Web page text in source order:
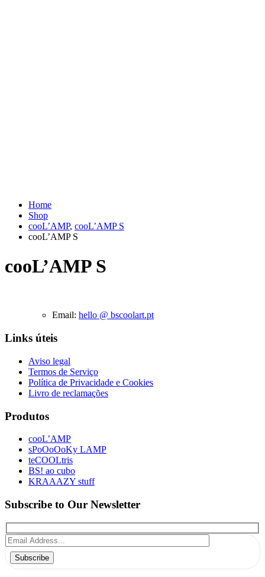
Home
Shop
cooL’AMP, cooL’AMP S
cooL’AMP S
cooL’AMP S
Email: hello @ bscoolart.pt
Links úteis
Aviso legal
Termos de Serviço
Política de Privacidade e Cookies
Livro de reclamações
Produtos
cooL’AMP
sPoOoOoKy LAMP
teCOOLtris
BS! ao cubo
KRAAAZY stuff
Subscribe to Our Newsletter
Subscribe